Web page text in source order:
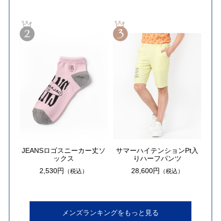
JEANSロゴスニーカー丈ソ
ックス
2,530円
（税込）
サマーハイテンションPt入
りハーフパンツ
28,600円
（税込）
メンズランキングをもっと見る